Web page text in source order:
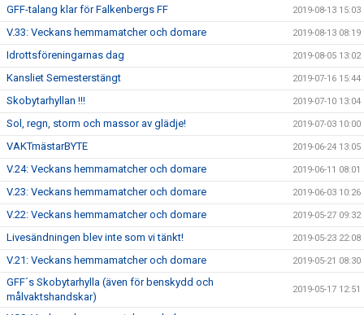
GFF-talang klar för Falkenbergs FF 2019-08-13 15:03
V.33: Veckans hemmamatcher och domare 2019-08-13 08:19
Idrottsföreningarnas dag 2019-08-05 13:02
Kansliet Semesterstängt 2019-07-16 15:44
Skobytarhyllan !!! 2019-07-10 13:04
Sol, regn, storm och massor av glädje! 2019-07-03 10:00
VAKTmästarBYTE 2019-06-24 13:05
V.24: Veckans hemmamatcher och domare 2019-06-11 08:01
V.23: Veckans hemmamatcher och domare 2019-06-03 10:26
V.22: Veckans hemmamatcher och domare 2019-05-27 09:32
Livesändningen blev inte som vi tänkt! 2019-05-23 22:08
V.21: Veckans hemmamatcher och domare 2019-05-21 08:30
GFF´s Skobytarhylla (även för benskydd och
målvaktshandskar)
2019-05-17 12:51